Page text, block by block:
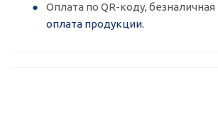
Оплата по QR-коду, безналичная
оплата продукции.